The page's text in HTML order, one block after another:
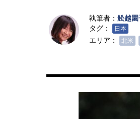
執筆者： 舩越園
タグ：
日本
エリア： 北米